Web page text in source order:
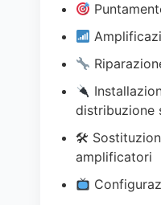
distribuzione
🛠
amplificatori